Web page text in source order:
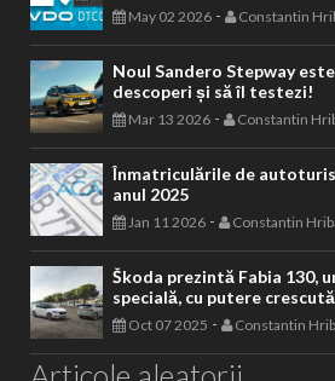
May 02 2026 - Constantin
Noul Sandero Stepway
descoperi și să îl testezi!
Mar 13 2026 - Constantin
Înmatriculările de
anul 2025
Jan 11 2026 - Constantin
Škoda prezintă Fabia 130,
specială, cu putere crescută
Oct 07 2025 - Constantin